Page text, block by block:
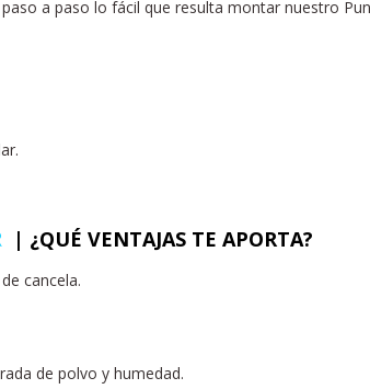
a paso lo fácil que resulta montar nuestro
| ¿QUÉ VENTAJAS TE APORTA?
cancela.
de polvo y humedad.